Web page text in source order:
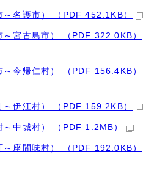
名護市） （PDF 452.1KB）
宮古島市） （PDF 322.0KB）
今帰仁村） （PDF 156.4KB）
伊江村） （PDF 159.2KB）
中城村） （PDF 1.2MB）
座間味村） （PDF 192.0KB）